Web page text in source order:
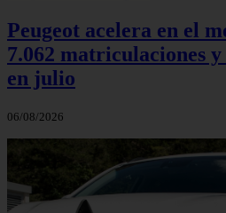
Peugeot acelera en el
7.062 matriculaciones
en julio
06/08/2026